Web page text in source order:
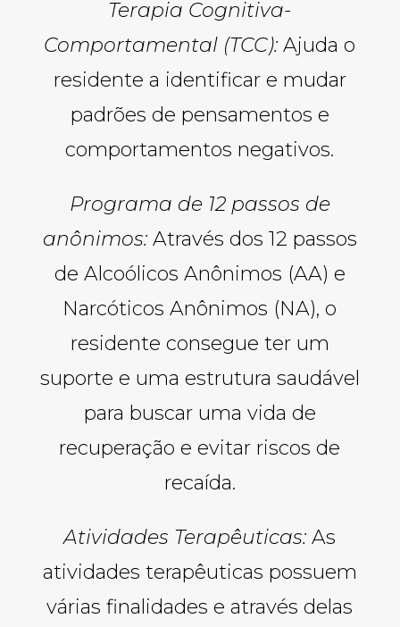
Terapia Cognitiva-
Comportamental (TCC): Ajuda o
residente a identificar e mudar
padrões de pensamentos e
comportamentos negativos.
Programa de 12 passos de
anônimos:Através dos 12 passos
de Alcoólicos Anônimos (AA) e
Narcóticos Anônimos (NA), o
residente consegue ter um
suporte e uma estrutura saudável
para buscar uma vida de
recuperação e evitar riscos de
recaída.
Atividades Terapêuticas: As
atividades terapêuticas possuem
várias finalidades e através delas